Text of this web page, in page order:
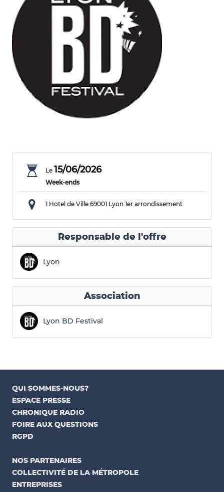
Le 15/06/2026
Week-ends
1 Hotel de Ville 69001 Lyon 1er arrondissement
Responsable de l'offre
Lyon
Association
Lyon BD Festival
QUI SOMMES-NOUS?
ESPACE PRESSE
CHRONIQUE RADIO
FOIRE AUX QUESTIONS
RGPD
NOS PARTENAIRES
COLLECTIVITÉ DE LA MÉTROPOLE
ENTREPRISES